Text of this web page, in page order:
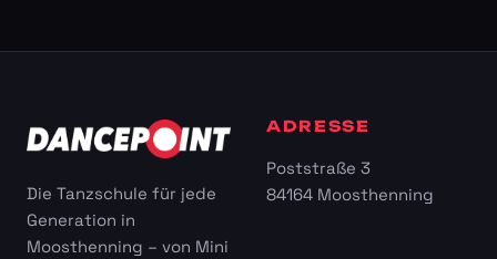
Die Tanzschule für jede
Generation in
Moosthenning – von Mini
ADRESSE
Poststraße 3
84164 Moosthenning